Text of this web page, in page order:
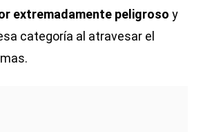
extremadamente peligroso y
categoría al atravesar el